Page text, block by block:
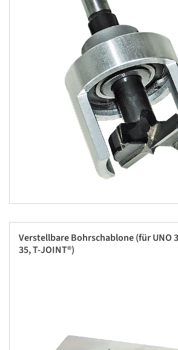
Verstellbare Bohrschablone (für UNO
35, T-JOINT®)